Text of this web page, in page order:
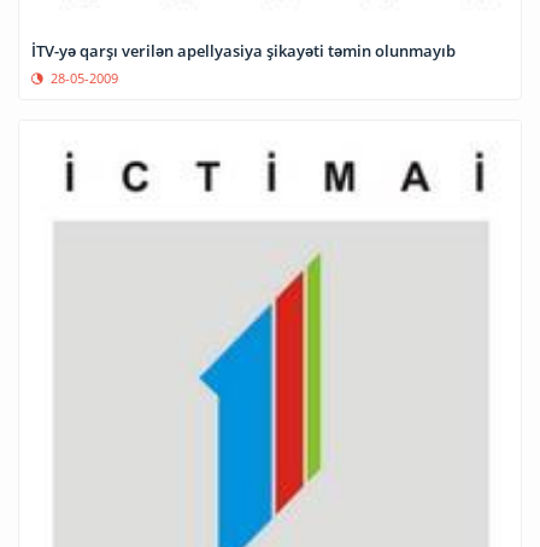
İTV-yə qarşı verilən apellyasiya şikayəti təmin olunmayıb
28-05-2009